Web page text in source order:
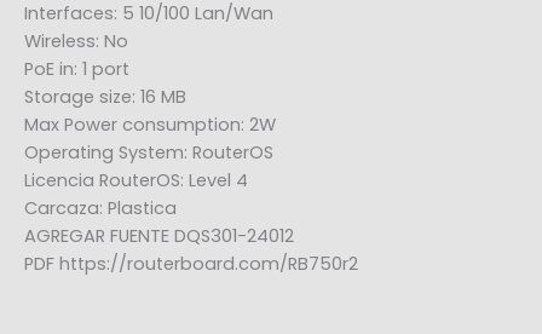
Interfaces: 5 10/100 Lan/Wan
Wireless: No
PoE in: 1 port
Storage size: 16 MB
Max Power consumption: 2W
Operating System: RouterOS
Licencia RouterOS: Level 4
Carcaza: Plastica
AGREGAR FUENTE DQS301-24012
PDF https://routerboard.com/RB750r2